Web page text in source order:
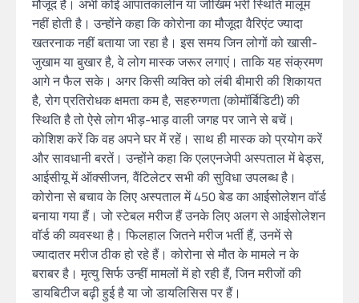
नहीं होती है। उन्होंने कहा कि कोरोना का मौजूदा वैरिएंट ज्यादा
खतरनाक नहीं बताया जा रहा है। इस समय जिन लोगों को खासी-
जुखाम या बुखार है, वे लोग मास्क जरूर लगाएं। ताकि यह संक्रमण
आगे न फैल सके। अगर किसी व्यक्ति को लंबी बीमारी की शिकायत
है, रोग प्रतिरोधक क्षमता कम है, सहरुग्णता (कोमॉर्बिडिटी) की
स्थिति है तो ऐसे लोग भीड़-भाड़ वाली जगह पर जाने से बचें।
कोशिश करें कि वह अपने घर में रहें। साथ ही मास्क को प्रयोग करें
और सावधानी बरतें। उन्होंने कहा कि एलएनजेपी अस्पताल में बेड्स,
आईसीयू में ऑक्सीजन, वैंटिलेटर सभी की सुविधा उपलब्ध है।
कोरोना से बचाव के लिए अस्पताल में 450 बेड का आईसोलेशन वॉर्ड
बनाया गया हैं। जो स्टेबल मरीज हैं उनके लिए अलग से आईसोलेशन
वॉर्ड की व्यवस्था है। फिलहाल जितने मरीज भर्ती हैं, उनमें से
ज्यादातर मरीज ठीक हो रहे हैं। कोरोना से मौत के मामले न के
बराबर है। मृत्यु सिर्फ उन्हीं मामलों में हो रही हैं, जिन मरीजों की
डायबिटीज बढ़ी हुई है या जो डायलिसिस पर हैं।